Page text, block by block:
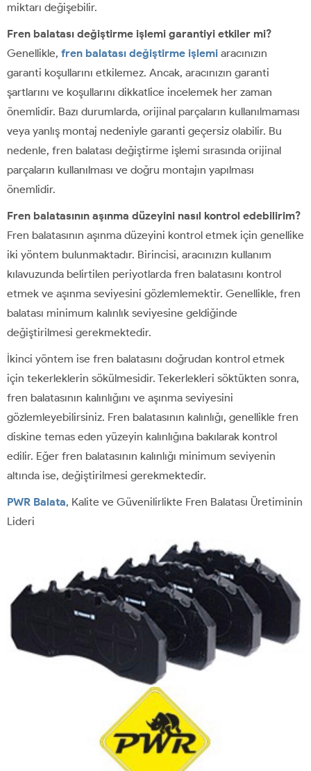
miktarı değişebilir.
Fren balatası değiştirme işlemi garantiyi etkiler mi?
Genellikle, fren balatası değiştirme işlemi aracınızın
garanti koşullarını etkilemez. Ancak, aracınızın garanti
şartlarını ve koşullarını dikkatlice incelemek her zaman
önemlidir. Bazı durumlarda, orijinal parçaların kullanılmaması
veya yanlış montaj nedeniyle garanti geçersiz olabilir. Bu
nedenle, fren balatası değiştirme işlemi sırasında orijinal
parçaların kullanılması ve doğru montajın yapılması
önemlidir.
Fren balatasının aşınma düzeyini nasıl kontrol edebilirim?
Fren balatasının aşınma düzeyini kontrol etmek için genellike
iki yöntem bulunmaktadır. Birincisi, aracınızın kullanım
kılavuzunda belirtilen periyotlarda fren balatasını kontrol
etmek ve aşınma seviyesini gözlemlemektir. Genellikle, fren
balatası minimum kalınlık seviyesine geldiğinde
değiştirilmesi gerekmektedir.
İkinci yöntem ise fren balatasını doğrudan kontrol etmek
için tekerleklerin sökülmesidir. Tekerlekleri söktükten sonra,
fren balatasının kalınlığını ve aşınma seviyesini
gözlemleyebilirsiniz. Fren balatasının kalınlığı, genellikle fren
diskine temas eden yüzeyin kalınlığına bakılarak kontrol
edilir. Eğer fren balatasının kalınlığı minimum seviyenin
altında ise, değiştirilmesi gerekmektedir.
PWR Balata, Kalite ve Güvenilirlikte Fren Balatası Üretiminin
Lideri